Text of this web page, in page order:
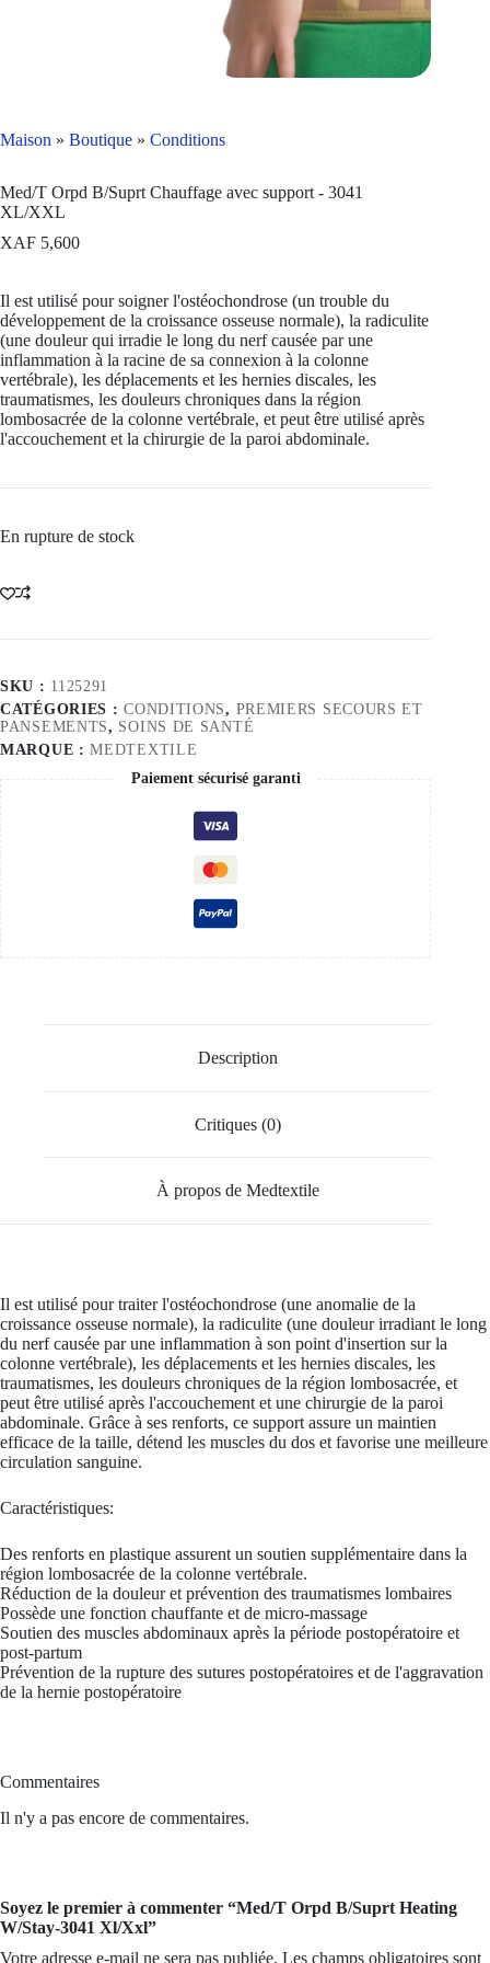
Maison » Boutique » Conditions
Med/T Orpd B/Suprt Chauffage avec support - 3041
XL/XXL
XAF 5,600
Il est utilisé pour soigner l'ostéochondrose (un trouble du
développement de la croissance osseuse normale), la radiculite
(une douleur qui irradie le long du nerf causée par une
inflammation à la racine de sa connexion à la colonne
vertébrale), les déplacements et les hernies discales, les
traumatismes, les douleurs chroniques dans la région
lombosacrée de la colonne vertébrale, et peut être utilisé après
l'accouchement et la chirurgie de la paroi abdominale.
En rupture de stock
SKU : 1125291
CATÉGORIES :CONDITIONS, PREMIERS SECOURS ET
PANSEMENTS, SOINS DE SANTÉ
MARQUE :MEDTEXTILE
Paiement sécurisé garanti
Description
Critiques (0)
À propos de Medtextile
Il est utilisé pour traiter l'ostéochondrose (une anomalie de la
croissance osseuse normale), la radiculite (une douleur irradiant le long
du nerf causée par une inflammation à son point d'insertion sur la
colonne vertébrale), les déplacements et les hernies discales, les
traumatismes, les douleurs chroniques de la région lombosacrée, et
peut être utilisé après l'accouchement et une chirurgie de la paroi
abdominale. Grâce à ses renforts, ce support assure un maintien
efficace de la taille, détend les muscles du dos et favorise une meilleure
circulation sanguine.
Caractéristiques:
Des renforts en plastique assurent un soutien supplémentaire dans la
région lombosacrée de la colonne vertébrale.
Réduction de la douleur et prévention des traumatismes lombaires
Possède une fonction chauffante et de micro-massage
Soutien des muscles abdominaux après la période postopératoire et
post-partum
Prévention de la rupture des sutures postopératoires et de l'aggravation
de la hernie postopératoire
Commentaires
Il n'y a pas encore de commentaires.
Soyez le premier à commenter “Med/T Orpd B/Suprt Heating
W/Stay-3041 Xl/Xxl”
Votre adresse e-mail ne sera pas publiée. Les champs obligatoires sont